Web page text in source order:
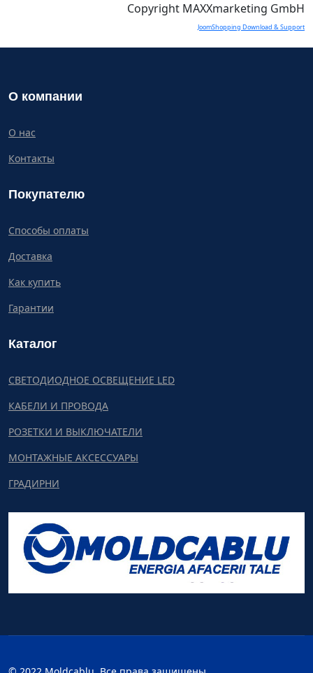
Copyright MAXXmarketing GmbH
JoomShopping Download & Support
О компании
О нас
Контакты
Покупателю
Способы оплаты
Доставка
Как купить
Гарантии
Каталог
СВЕТОДИОДНОЕ ОСВЕЩЕНИЕ LED
КАБЕЛИ И ПРОВОДА
РОЗЕТКИ И ВЫКЛЮЧАТЕЛИ
МОНТАЖНЫЕ АКСЕССУАРЫ
ГРАДИРНИ